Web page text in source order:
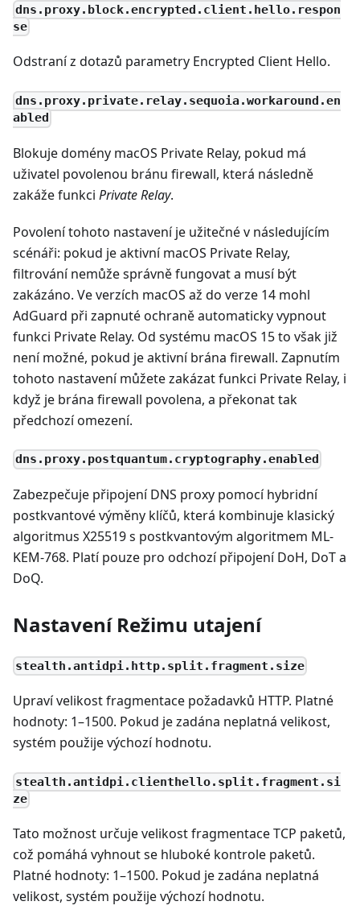
dns.proxy.block.encrypted.client.hello.respon
se
Odstraní z dotazů parametry Encrypted Client Hello.
dns.proxy.private.relay.sequoia.workaround.en
abled
Blokuje domény macOS Private Relay, pokud má
uživatel povolenou bránu firewall, která následně
zakáže funkci Private Relay.
Povolení tohoto nastavení je užitečné v následujícím
scénáři: pokud je aktivní macOS Private Relay,
filtrování nemůže správně fungovat a musí být
zakázáno. Ve verzích macOS až do verze 14 mohl
AdGuard při zapnuté ochraně automaticky vypnout
funkci Private Relay. Od systému macOS 15 to však již
není možné, pokud je aktivní brána firewall. Zapnutím
tohoto nastavení můžete zakázat funkci Private Relay, i
když je brána firewall povolena, a překonat tak
předchozí omezení.
dns.proxy.postquantum.cryptography.enabled
Zabezpečuje připojení DNS proxy pomocí hybridní
postkvantové výměny klíčů, která kombinuje klasický
algoritmus X25519 s postkvantovým algoritmem ML-
KEM-768. Platí pouze pro odchozí připojení DoH, DoT a
DoQ.
Nastavení Režimu utajení
stealth.antidpi.http.split.fragment.size
Upraví velikost fragmentace požadavků HTTP. Platné
hodnoty: 1–1500. Pokud je zadána neplatná velikost,
systém použije výchozí hodnotu.
stealth.antidpi.clienthello.split.fragment.si
ze
Tato možnost určuje velikost fragmentace TCP paketů,
což pomáhá vyhnout se hluboké kontrole paketů.
Platné hodnoty: 1–1500. Pokud je zadána neplatná
velikost, systém použije výchozí hodnotu.